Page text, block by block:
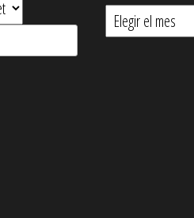
Hemeroteca